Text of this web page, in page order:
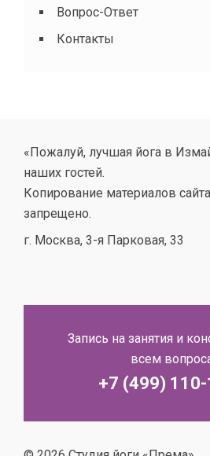
Вопрос-Ответ
Контакты
«Пожалуй, лучшая йога в
наших гостей.
Копирование материалов
запрещено.
г. Москва, 3-я Парковая, 33
Запись на занятия и
всем
+7 (499)